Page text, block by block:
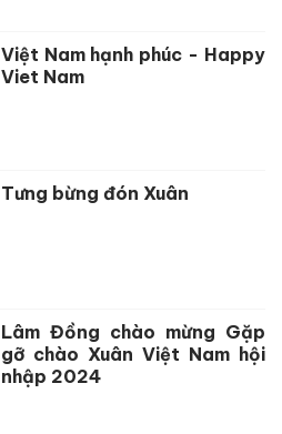
Việt Nam hạnh phúc - Happy
Viet Nam
Tưng bừng đón Xuân
Lâm Đồng chào mừng Gặp
gỡ chào Xuân Việt Nam hội
nhập 2024